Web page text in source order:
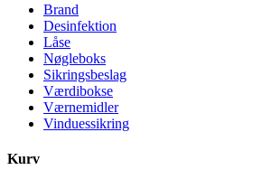
Brand
Desinfektion
Låse
Nøgleboks
Sikringsbeslag
Værdibokse
Værnemidler
Vinduessikring
Kurv